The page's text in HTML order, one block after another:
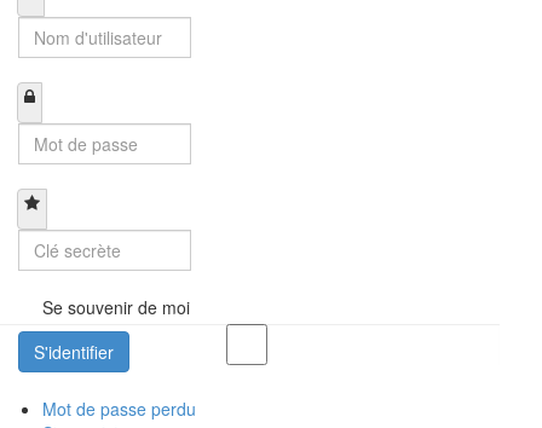
Se souvenir de moi
S'identifier
Mot de passe perdu